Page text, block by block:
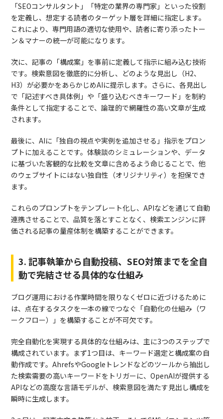
「SEOコンサルタント」「特定の業界の専門家」といった役割
を定義し、想定する読者のターゲット層を詳細に指定します。
これにより、専門用語の適切な使用や、読者に寄り添ったトー
ン＆マナーの統一が可能になります。
次に、記事の「構成案」を事前に定義して指示に組み込む技術
です。検索意図を徹底的に分析し、どのような見出し（H2、
H3）が必要かをあらかじめAIに提示します。さらに、各見出し
で「記述すべき具体例」や「盛り込むべきキーワード」を制約
条件として指定することで、論理的で網羅性の高い文章が生成
されます。
最後に、AIに「独自の視点や実例を追加させる」指示をプロン
プトに加えることです。体験談のシミュレーションや、データ
に基づいた客観的な比較を文章に含めるよう命じることで、他
のウェブサイトにはない独自性（オリジナリティ）を担保でき
ます。
これらのプロンプトをテンプレート化し、APIなどを通じて自動
連携させることで、品質を落とすことなく、検索エンジンに評
価される記事の量産体制を構築することができます。
3. 記事執筆から自動投稿、SEO対策までを全自
動で完結させる具体的な仕組み
ブログ運用における作業時間を限りなくゼロに近づけるために
は、点在するタスクを一本の線でつなぐ「自動化の仕組み（ワ
ークフロー）」を構築することが不可欠です。
完全自動化を実現する具体的な仕組みは、主に3つのステップで
構成されています。まず1つ目は、キーワード選定と構成案の自
動作成です。AhrefsやGoogleトレンドなどのツールから抽出し
た検索需要の高いキーワードをトリガーに、OpenAIが提供する
APIなどの高度な言語モデルが、検索意図を満たす見出し構成を
瞬時に生成します。